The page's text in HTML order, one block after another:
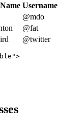
Username
@mdo
@fat
@twitter